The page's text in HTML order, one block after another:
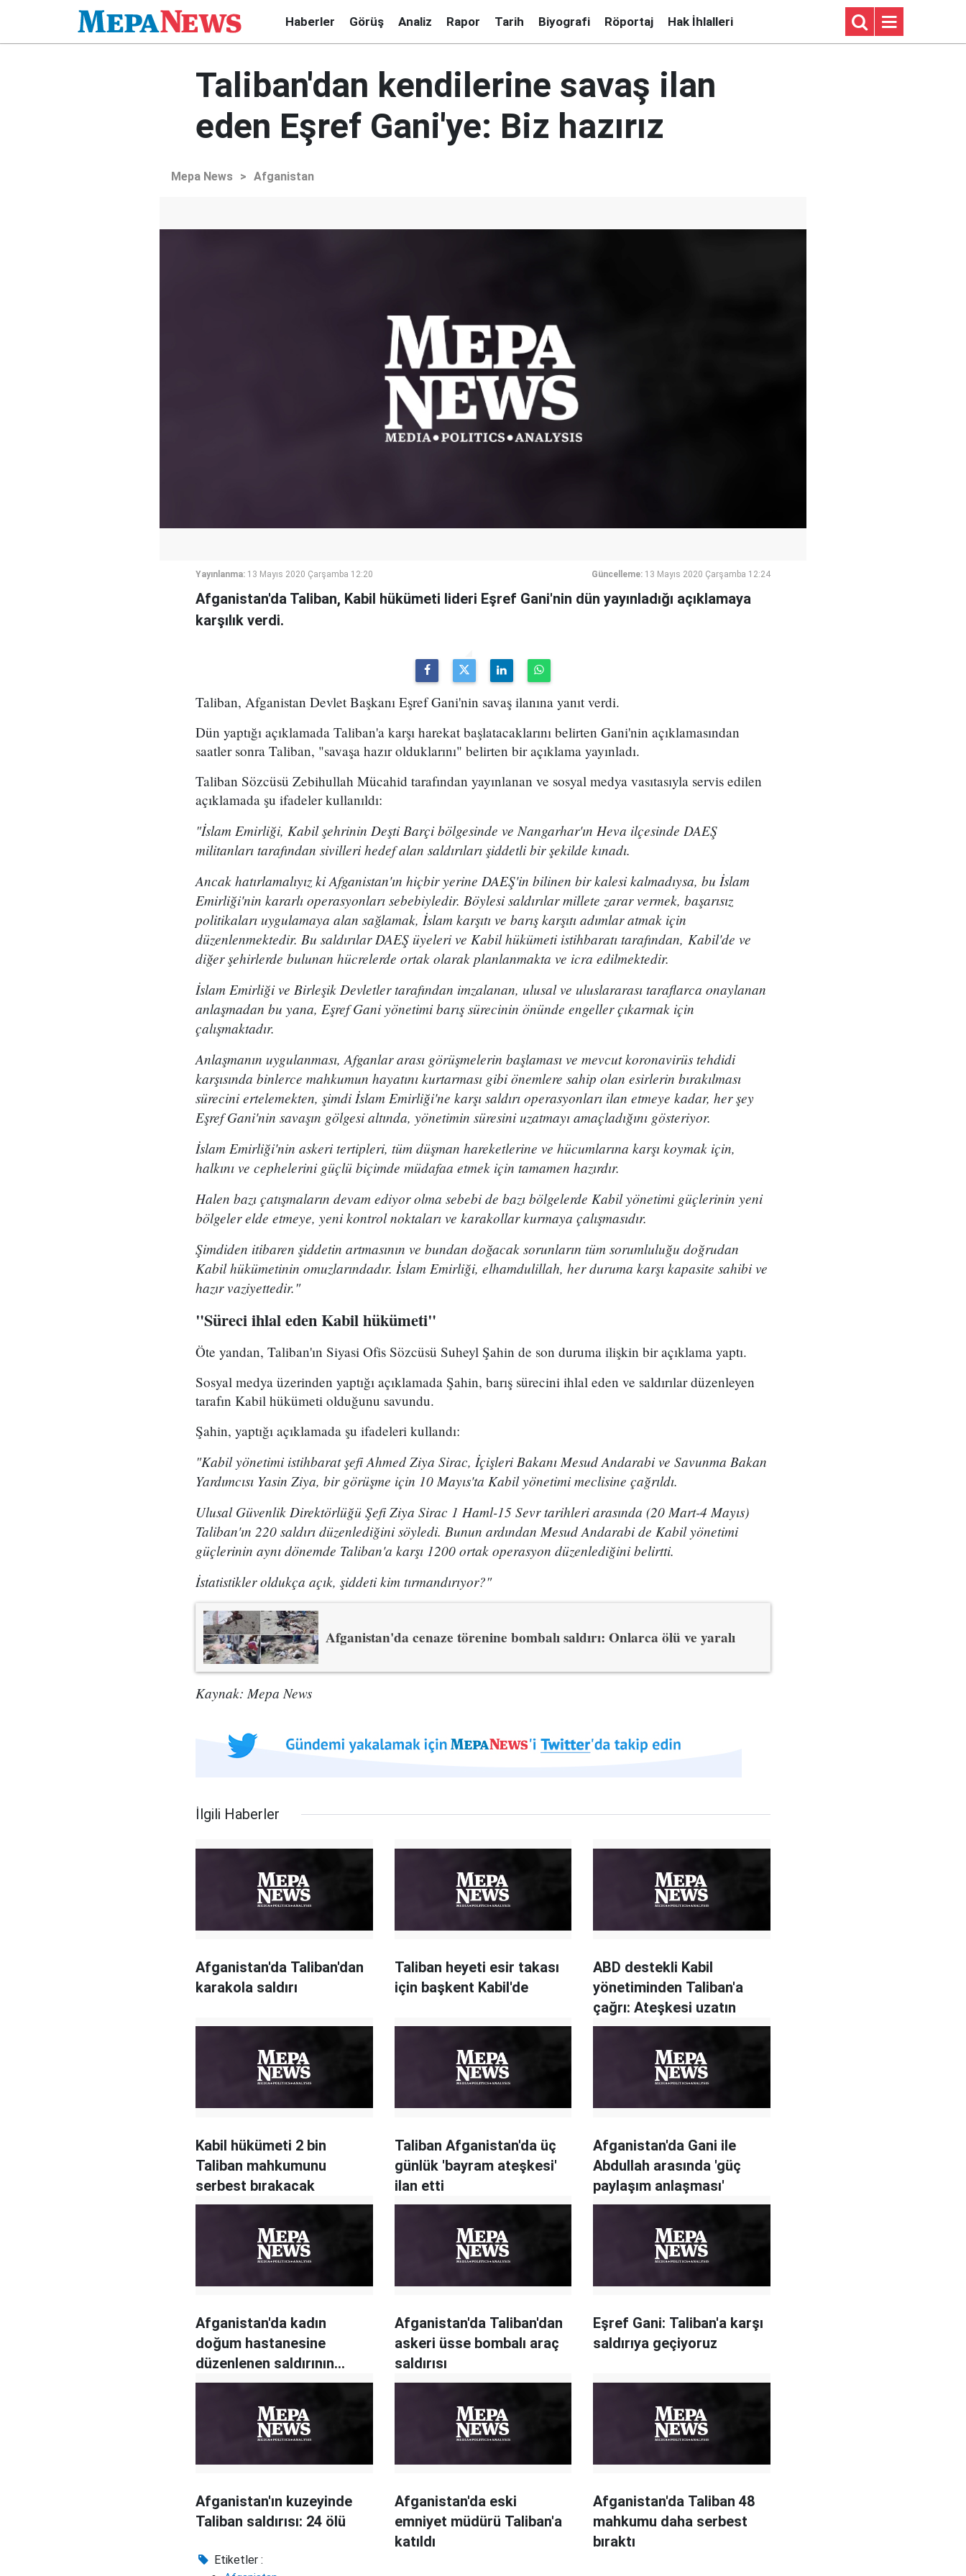
Haberler Görüş Analiz Rapor Tarih Biyografi Röportaj Hak İhlalleri
Taliban'dan kendilerine savaş ilan
eden Eşref Gani'ye: Biz hazırız
Mepa News > Afganistan
Yayınlanma: 13 Mayıs 2020 Çarşamba 12:20 Güncelleme: 13 Mayıs 2020 Çarşamba 12:24
Afganistan'da Taliban, Kabil hükümeti lideri Eşref Gani'nin dün yayınladığı açıklamaya
karşılık verdi.
Taliban, Afganistan Devlet Başkanı Eşref Gani'nin savaş ilanına yanıt verdi.
Dün yaptığı açıklamada Taliban'a karşı harekat başlatacaklarını belirten Gani'nin açıklamasından
saatler sonra Taliban, "savaşa hazır olduklarını" belirten bir açıklama yayınladı.
Taliban Sözcüsü Zebihullah Mücahid tarafından yayınlanan ve sosyal medya vasıtasıyla servis edilen
açıklamada şu ifadeler kullanıldı:
"İslam Emirliği, Kabil şehrinin Deşti Barçi bölgesinde ve Nangarhar'ın Heva ilçesinde DAEŞ
militanları tarafından sivilleri hedef alan saldırıları şiddetli bir şekilde kınadı.
Ancak hatırlamalıyız ki Afganistan'ın hiçbir yerine DAEŞ'in bilinen bir kalesi kalmadıysa, bu İslam
Emirliği'nin kararlı operasyonları sebebiyledir. Böylesi saldırılar millete zarar vermek, başarısız
politikaları uygulamaya alan sağlamak, İslam karşıtı ve barış karşıtı adımlar atmak için
düzenlenmektedir. Bu saldırılar DAEŞ üyeleri ve Kabil hükümeti istihbaratı tarafından, Kabil'de ve
diğer şehirlerde bulunan hücrelerde ortak olarak planlanmakta ve icra edilmektedir.
İslam Emirliği ve Birleşik Devletler tarafından imzalanan, ulusal ve uluslararası taraflarca onaylanan
anlaşmadan bu yana, Eşref Gani yönetimi barış sürecinin önünde engeller çıkarmak için
çalışmaktadır.
Anlaşmanın uygulanması, Afganlar arası görüşmelerin başlaması ve mevcut koronavirüs tehdidi
karşısında binlerce mahkumun hayatını kurtarması gibi önemlere sahip olan esirlerin bırakılması
sürecini ertelemekten, şimdi İslam Emirliği'ne karşı saldırı operasyonları ilan etmeye kadar, her şey
Eşref Gani'nin savaşın gölgesi altında, yönetimin süresini uzatmayı amaçladığını gösteriyor.
İslam Emirliği'nin askeri tertipleri, tüm düşman hareketlerine ve hücumlarına karşı koymak için,
halkını ve cephelerini güçlü biçimde müdafaa etmek için tamamen hazırdır.
Halen bazı çatışmaların devam ediyor olma sebebi de bazı bölgelerde Kabil yönetimi güçlerinin yeni
bölgeler elde etmeye, yeni kontrol noktaları ve karakollar kurmaya çalışmasıdır.
Şimdiden itibaren şiddetin artmasının ve bundan doğacak sorunların tüm sorumluluğu doğrudan
Kabil hükümetinin omuzlarındadır. İslam Emirliği, elhamdulillah, her duruma karşı kapasite sahibi ve
hazır vaziyettedir."
"Süreci ihlal eden Kabil hükümeti"
Öte yandan, Taliban'ın Siyasi Ofis Sözcüsü Suheyl Şahin de son duruma ilişkin bir açıklama yaptı.
Sosyal medya üzerinden yaptığı açıklamada Şahin, barış sürecini ihlal eden ve saldırılar düzenleyen
tarafın Kabil hükümeti olduğunu savundu.
Şahin, yaptığı açıklamada şu ifadeleri kullandı:
"Kabil yönetimi istihbarat şefi Ahmed Ziya Sirac, İçişleri Bakanı Mesud Andarabi ve Savunma Bakan
Yardımcısı Yasin Ziya, bir görüşme için 10 Mayıs'ta Kabil yönetimi meclisine çağrıldı.
Ulusal Güvenlik Direktörlüğü Şefi Ziya Sirac 1 Haml-15 Sevr tarihleri arasında (20 Mart-4 Mayıs)
Taliban'ın 220 saldırı düzenlediğini söyledi. Bunun ardından Mesud Andarabi de Kabil yönetimi
güçlerinin aynı dönemde Taliban'a karşı 1200 ortak operasyon düzenlediğini belirtti.
İstatistikler oldukça açık, şiddeti kim tırmandırıyor?"
Afganistan'da cenaze törenine bombalı saldırı: Onlarca ölü ve yaralı
Kaynak: Mepa News
İlgili Haberler
Afganistan'da Taliban'dan
karakola saldırı
Taliban heyeti esir takası
için başkent Kabil'de
ABD destekli Kabil
yönetiminden Taliban'a
çağrı: Ateşkesi uzatın
Kabil hükümeti 2 bin
Taliban mahkumunu
serbest bırakacak
Taliban Afganistan'da üç
günlük 'bayram ateşkesi'
ilan etti
Afganistan'da Gani ile
Abdullah arasında 'güç
paylaşım anlaşması'
Afganistan'da kadın
doğum hastanesine
düzenlenen saldırının
arkasında kim var?
Afganistan'da Taliban'dan
askeri üsse bombalı araç
saldırısı
Eşref Gani: Taliban'a karşı
saldırıya geçiyoruz
Afganistan'ın kuzeyinde
Taliban saldırısı: 24 ölü
Afganistan'da eski
emniyet müdürü Taliban'a
katıldı
Afganistan'da Taliban 48
mahkumu daha serbest
bıraktı
Etiketler :